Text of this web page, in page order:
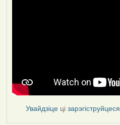
Увайдзіце цізарэгіструйцеся